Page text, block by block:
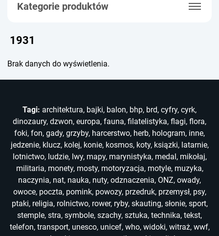
Kategorie produktów
1931
Brak danych do wyświetlenia.
Tagi: architektura, bajki, balon, bhp, brd, cyfry, cyrk,
dinozaury, dzwon, europa, fauna, filatelistyka, flagi, flora,
foki, fon, gady, grzyby, harcerstwo, herb, hologram, inne,
jedzenie, klucz, kolej, konie, kosmos, koty, ksiązki, latarnie,
lotnictwo, ludzie, lwy, mapy, marynistyka, medal, mikołaj,
militaria, monety, mosty, motoryzacja, motyle, muzyka,
naczynia, nat, nauka, nuty, odznaczenia, ONZ, owady,
owoce, poczta, pomink, powozy, przedruk, przemysł, psy,
ptaki, religia, rolnictwo, rower, ryby, skauting, słonie, sport,
stemple, stra, symbole, szachy, sztuka, technika, tekst,
telefon, transport, unesco, unicef, who, widoki, witraż, wwf,